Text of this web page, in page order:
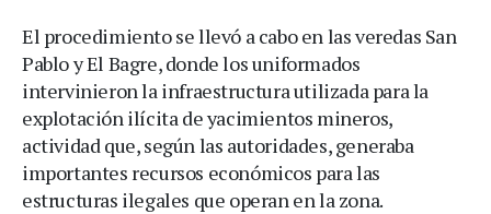
El procedimiento se llevó a cabo en las veredas San
Pablo y El Bagre, donde los uniformados
intervinieron la infraestructura utilizada para la
explotación ilícita de yacimientos mineros,
actividad que, según las autoridades, generaba
importantes recursos económicos para las
estructuras ilegales que operan en la zona.